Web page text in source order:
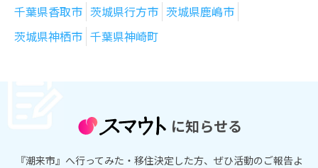
千葉県香取市 茨城県行方市 茨城県鹿嶋市
茨城県神栖市 千葉県神崎町
に知らせる
『潮来市』へ行ってみた・移住決定した方、ぜひ活動のご報告よ